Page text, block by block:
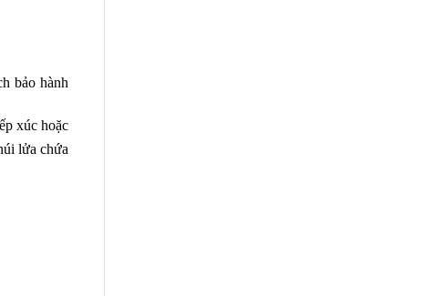
bảo hành
xúc hoặc
lửa chứa